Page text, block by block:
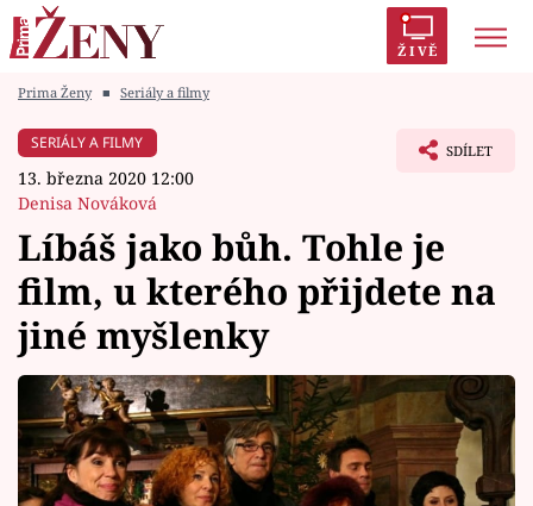
ŽIVĚ
Módní alarm
Témata
Celebrity
Vztahy
Seriály
Prima Ženy ■ Seriály a filmy
SERIÁLY A FILMY
13. března 2020 12:00
Denisa Nováková
SDÍLET
Líbáš jako bůh. Tohle je
film, u kterého přijdete na
jiné myšlenky